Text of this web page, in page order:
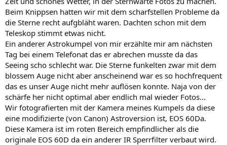
Beim Knippsen hatten wir mit dem scharfstellen Probleme da
die Sterne recht aufgbläht waren. Dachten schon mit dem
Teleskop stimmt etwas nicht.
Ein anderer Astrokumpel von mir erzählte mir am nächsten
Tag bei einem Telefonat das er abrechen musste da das
Seeing scho schlecht war. Die Sterne funkelten zwar mit dem
blossem Auge nicht aber anscheinend war es so hochfrequent
das es unser Auge nicht mehr auflösen konnte. Naja von der
schärfe her nicht optimal aber endlich mal wieder Fotos...
Wir fotografierten mit der Kamera meines Kumpels da diese
eine modifizierte (von Canon) Astroversion ist, EOS 60Da.
Diese Kamera ist im roten Bereich empfindlicher als die
originale EOS 60D da ein anderer IR Sperrfilter verbaut wird.